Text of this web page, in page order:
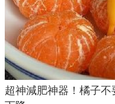
超神減肥神器！橘子